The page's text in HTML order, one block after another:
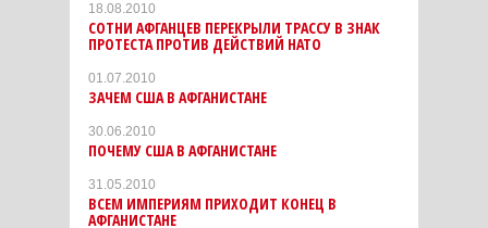
18.08.2010
СОТНИ АФГАНЦЕВ ПЕРЕКРЫЛИ ТРАССУ В ЗНАК
ПРОТЕСТА ПРОТИВ ДЕЙСТВИЙ НАТО
01.07.2010
ЗАЧЕМ США В АФГАНИСТАНЕ
30.06.2010
ПОЧЕМУ США В АФГАНИСТАНЕ
31.05.2010
ВСЕМ ИМПЕРИЯМ ПРИХОДИТ КОНЕЦ В
АФГАНИСТАНЕ